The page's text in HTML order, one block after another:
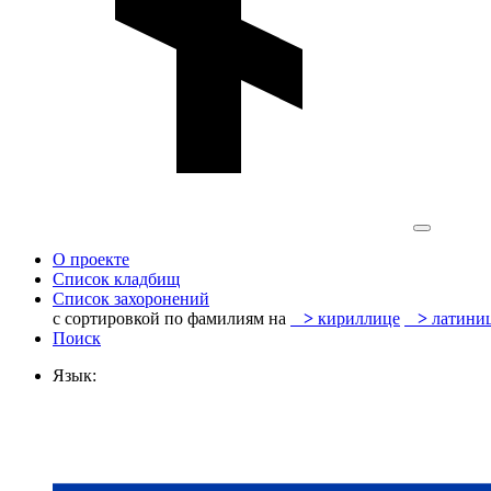
О проекте
Список кладбищ
Список захоронений
с сортировкой по фамилиям на
> кириллице >
Поиск
Язык: